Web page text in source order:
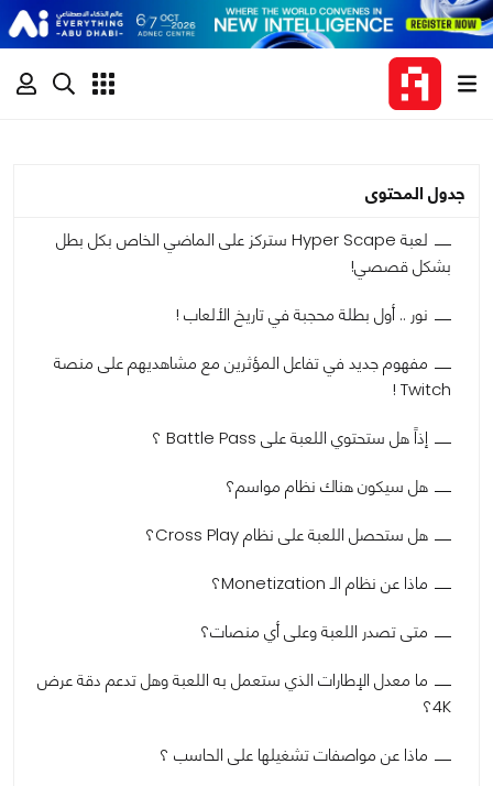
جدول المحتوى
لعبة Hyper Scape ستركز على الماضي الخاص بكل بطل
بشكل قصصي!
نور .. أول بطلة محجبة في تاريخ الألعاب !
مفهوم جديد في تفاعل المؤثرين مع مشاهديهم على منصة
Twitch !
إذاً هل ستحتوي اللعبة على Battle Pass ؟
هل سيكون هناك نظام مواسم؟
هل ستحصل اللعبة على نظام Cross Play؟
ماذا عن نظام الـ Monetization؟
متى تصدر اللعبة وعلى أي منصات؟
ما معدل الإطارات الذي ستعمل به اللعبة وهل تدعم دقة عرض
4K؟
ماذا عن مواصفات تشغيلها على الحاسب ؟